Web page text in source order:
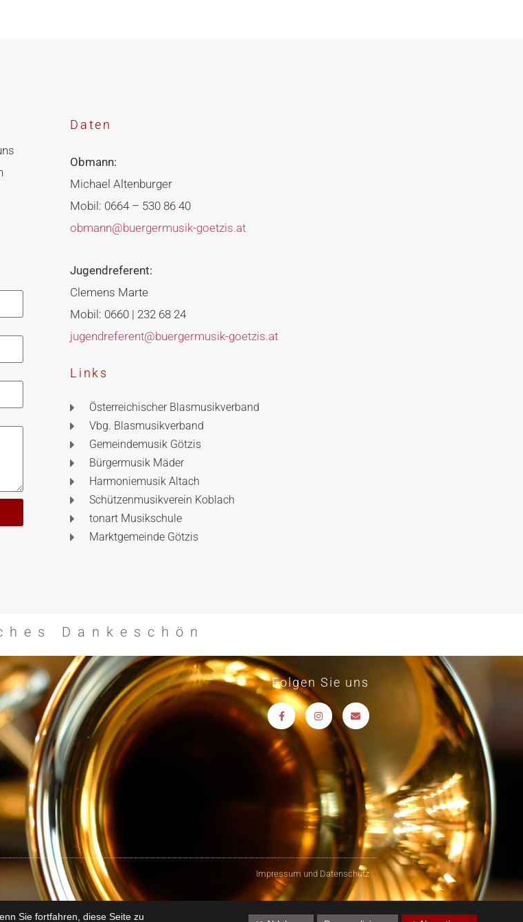
Daten
Obmann:
Michael Altenburger
Mobil: 0664 – 530 86 40
obmann@buergermusik-goetzis.at
Jugendreferent:
Clemens Marte
Mobil: 0660 | 232 68 24
jugendreferent@buergermusik-goetzis.at
Links
Österreichischer Blasmusikverband
Vbg. Blasmusikverband
Gemeindemusik Götzis
Bürgermusik Mäder
Harmoniemusik Altach
Schützenmusikverein Koblach
tonart Musikschule
Marktgemeinde Götzis
Dankeschön
Folgen Sie uns
Impressum und Datenschutz
Sie fortfahren, diese Seite zu